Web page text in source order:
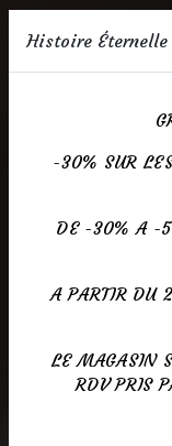
Histoire Éternelle
-30% SUR
DE -30% A -
A PARTIR DU
LE MAGASIN
RDV PRIS